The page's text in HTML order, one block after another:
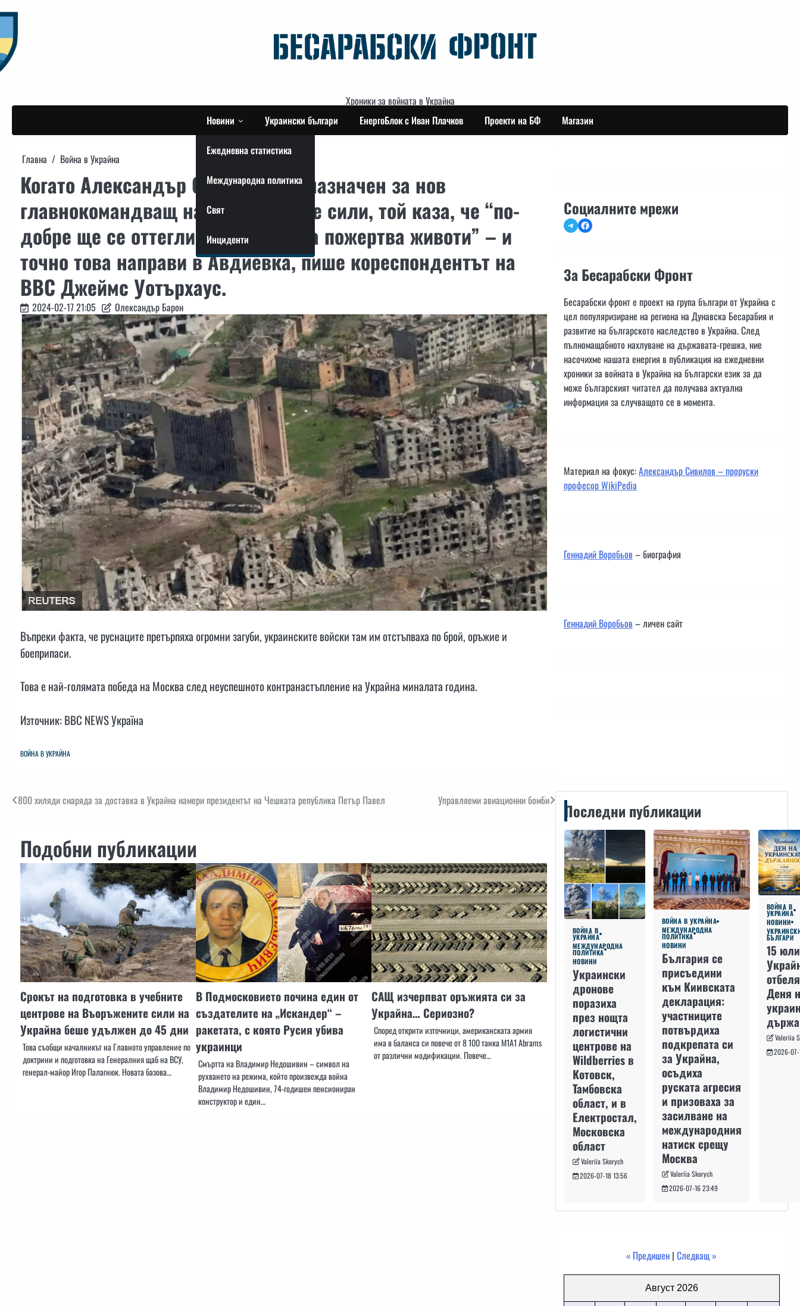
to
content
Хроники за войната в Украйна
Новини
Ежедневна статистика
Международна политика
Свят
Инциденти
Украински българи ЕнергоБлок с Иван Плачков Проекти на БФ Магазин
Главна Война в Украйна
Когато Александър Сирски беше назначен за нов
главнокомандващ на въоръжените сили, той каза, че “по-
добре ще се оттегли, отколкото да пожертва животи” – и
точно това направи в Авдиевка, пише кореспондентът на
BBC Джеймс Уотърхаус.
2024-02-17 21:05 Олександър Барон
Въпреки факта, че руснаците претърпяха огромни загуби, украинските войски там им отстъпваха по брой, оръжие и
боеприпаси.
Това е най-голямата победа на Москва след неуспешното контранастъпление на Украйна миналата година.
Източник: BBC NEWS Україна
ВОЙНА В УКРАЙНА
Навигация
800 хиляди снаряда за доставка в Украйна намери президентът на Чешката република Петър Павел Управляеми авиационни бомби
Подобни публикации
Срокът на подготовка в учебните
центрове на Въоръжените сили на
Украйна беше удължен до 45 дни
Това съобщи началникът на Главното управление по
доктрини и подготовка на Генералния щаб на ВСУ,
генерал-майор Игор Палагнюк. Новата базова…
В Подмосковието почина един от
създателите на „Искандер“ –
ракетата, с която Русия убива
украинци
Смъртта на Владимир Недошивин – символ на
рухването на режима, който произвежда война
Владимир Недошивин, 74-годишен пенсиониран
конструктор и един…
САЩ изчерпват оръжията си за
Украйна… Сериозно?
Според открити източници, американската армия
има в баланса си повече от 8 100 танка M1A1 Abrams
от различни модификации. Повече…
Социалните мрежи
TelegramFacebook
За Бесарабски Фронт
Бесарабски фронт е проект на група българи от Украйна с
цел популяризиране на региона на Дунавска Бесарабия и
развитие на българското наследство в Украйна. След
пълномащабното нахлуване на държавата-грешка, ние
насочихме нашата енергия в публикация на ежедневни
хроники за войната в Украйна на български език за да
може българският читател да получава актуална
информация за случващото се в момента.
Материал на фокус:Александър Сивилов – проруски
професор WikiPedia
Геннадий Воробьов– биография
Геннадий Воробьов– личен сайт
Последни публикации
ВОЙНА В
УКРАЙНА
МЕЖДУНАРОДНА
ПОЛИТИКА
НОВИНИ
Украински
дронове
поразиха
през нощта
логистични
центрове на
Wildberries в
Котовск,
Тамбовска
област, и в
Електростал,
Московска
област
Valeriia Skorych
2026-07-18 13:56
ВОЙНА В УКРАЙНА
МЕЖДУНАРОДНА
ПОЛИТИКА
НОВИНИ
България се
присъедини
към Киивската
декларация:
участниците
потвърдиха
подкрепата си
за Украйна,
осъдиха
руската агресия
и призоваха за
засилване на
международния
натиск срещу
Москва
Valeriia Skorych
2026-07-16 23:49
ВОЙНА В
УКРАЙНА
НОВИНИ
БЪЛГАРИ
15
Деня
Valeriia
2026-07-
« Предишен |Следващ »
Август 2026